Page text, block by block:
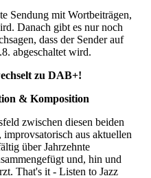
Sendung mit Wortbeiträgen,
Danach gibt es nur noch
dass der Sender auf
abgeschaltet wird.
zu DAB+!
& Komposition
zwischen diesen beiden
aus aktuellen
über Jahrzehnte
und, hin und
That's it - Listen to Jazz